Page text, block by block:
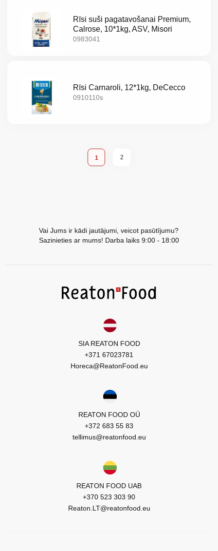
Rīsi suši pagatavošanai Premium,
Calrose, 10*1kg, ASV, Misori
0983041
Rīsi Carnaroli, 12*1kg, DeCecco
0910110s
You're currently reading page
1 Lapa
2
Vai Jums ir kādi jautājumi, veicot pasūtījumu?
Sazinieties ar mums! Darba laiks 9:00 - 18:00
SIA REATON FOOD
+371 67023781
Horeca@ReatonFood.eu
REATON FOOD OÜ
+372 683 55 83
tellimus@reatonfood.eu
REATON FOOD UAB
+370 523 303 90
Reaton.LT@reatonfood.eu